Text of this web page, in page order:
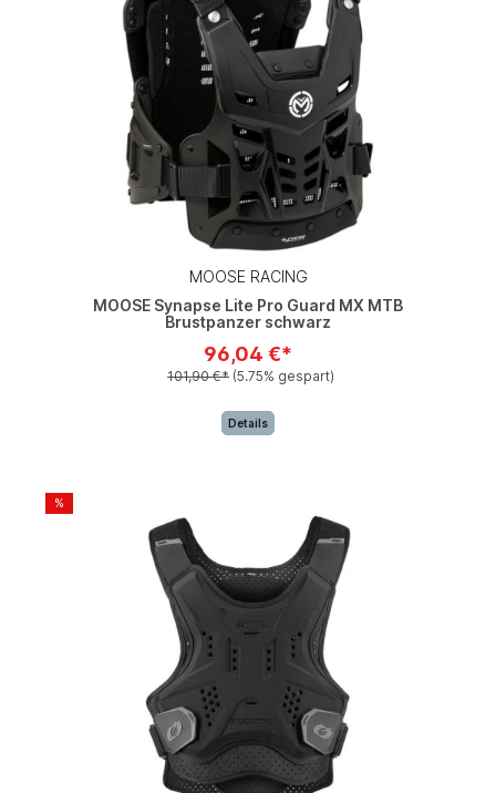
MOOSE RACING
MOOSE Synapse Lite Pro Guard MX MTB
Brustpanzer schwarz
96,04 €*
101,90 €* (5.75% gespart)
Details
%